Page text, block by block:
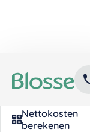
Kind inschrijven
opvang
Nettokosten
berekenen